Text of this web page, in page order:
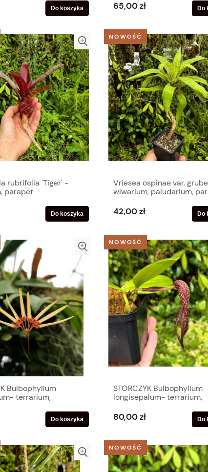
Do koszyka 65,00 zł Do
rubrifolia 'Tiger' -
parapet
Do koszyka
Vriesea ospinae var.
wiwarium, paludarium,
42,00 zł Do
NOWOŚĆ
Bulbophyllum
terrarium,
Do koszyka
STORCZYK Bulbophyllum
longisepalum- terrarium,
80,00 zł Do
NOWOŚĆ
NOWOŚĆ